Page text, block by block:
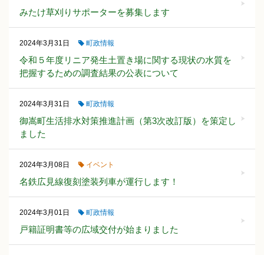
みたけ草刈りサポーターを募集します
2024年3月31日 町政情報
令和５年度リニア発生土置き場に関する現状の水質を
把握するための調査結果の公表について
2024年3月31日 町政情報
御嵩町生活排水対策推進計画（第3次改訂版）を策定し
ました
2024年3月08日 イベント
名鉄広見線復刻塗装列車が運行します！
2024年3月01日 町政情報
戸籍証明書等の広域交付が始まりました